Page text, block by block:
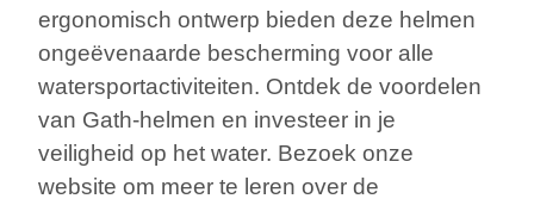
ergonomisch ontwerp bieden deze helmen
ongeëvenaarde bescherming voor alle
watersportactiviteiten. Ontdek de voordelen
van Gath-helmen en investeer in je
veiligheid op het water. Bezoek onze
website om meer te leren over de